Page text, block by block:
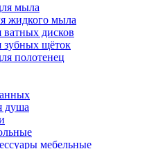
мыла
жидкого мыла
дисков
зубных щёток
полотенец
душа
мебельные